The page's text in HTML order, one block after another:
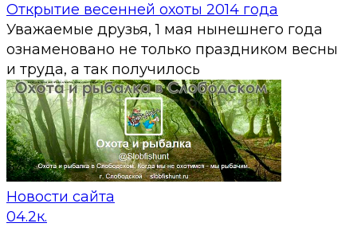
Открытие весенней охоты 2014 года
Уважаемые друзья, 1 мая нынешнего года
ознаменовано не только праздником весны
и труда, а так получилось
Новости сайта
04.2к.